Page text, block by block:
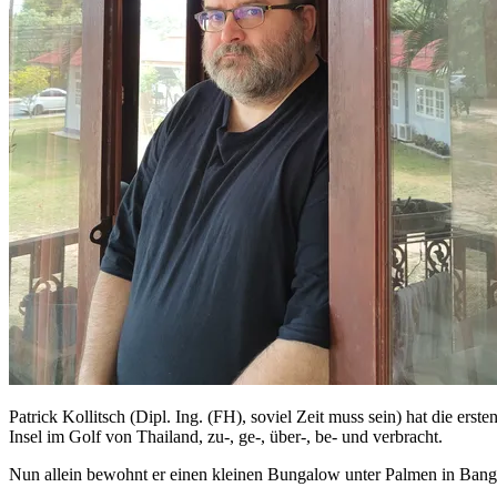
Patrick Kollitsch (Dipl. Ing. (FH), soviel Zeit muss sein) hat die
Insel im Golf von Thailand, zu-, ge-, über-, be- und verbracht.
Nun allein bewohnt er einen kleinen Bungalow unter Palmen in